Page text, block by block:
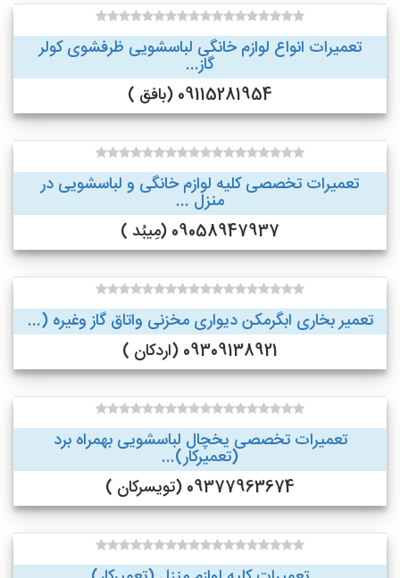
تعمیرات انواع لوازم خانگی لباسشویی ظرفشوی کولر
گاز...
09115281954 (بافق )
تعمیرات تخصصی کلیه لوازم خانگی و لباسشویی در
منزل ...
09058947937 (مِیبُد )
تعمیر بخاری ابگرمکن دیواری مخزنی واتاق گاز وغیره (...
09309138921 (اردکان )
تعمیرات تخصصی یخچال لباسشویی بهمراه برد
(تعمیرکار)...
09377963674 (تویسرکان )